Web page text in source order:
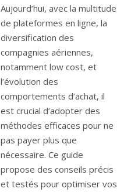
Aujourd’hui, avec la multitude
de plateformes en ligne, la
diversification des
compagnies aériennes,
notamment low cost, et
l’évolution des
comportements d’achat, il
est crucial d’adopter des
méthodes efficaces pour ne
pas payer plus que
nécessaire. Ce guide
propose des conseils précis
et testés pour optimiser vos